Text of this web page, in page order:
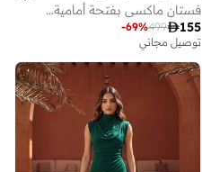
فستان ماكسي بفتحة أمامية وياقة ملتفة
155
499
-69%
توصيل مجاني